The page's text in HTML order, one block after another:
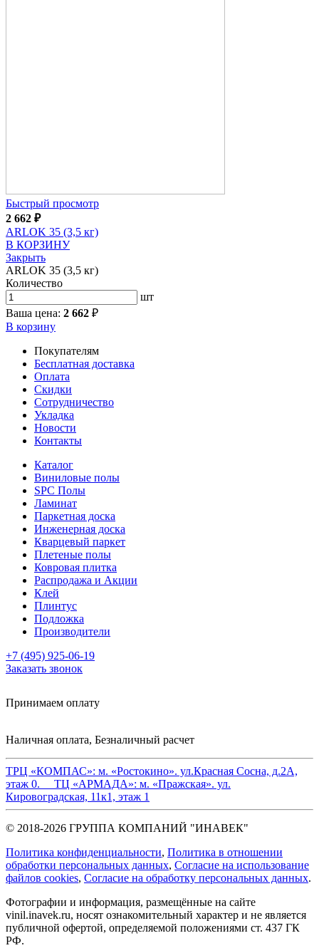
Быстрый просмотр
2 662 ₽
ARLOK 35 (3,5 кг)
В КОРЗИНУ
Закрыть
ARLOK 35 (3,5 кг)
Количество
шт
Ваша цена: 2 662 ₽
В корзину
Покупателям
Бесплатная доставка
Оплата
Скидки
Сотрудничество
Укладка
Новости
Контакты
Каталог
Виниловые полы
SPC Полы
Ламинат
Паркетная доска
Инженерная доска
Кварцевый паркет
Плетеные полы
Ковровая плитка
Распродажа и Акции
Клей
Плинтус
Подложка
Производители
+7 (495) 925-06-19
Заказать звонок
Принимаем оплату
Наличная оплата, Безналичный расчет
ТРЦ «КОМПАС»: м. «Ростокино». ул.Красная Сосна, д.2А,
этаж 0. ТЦ «АРМАДА»: м. «Пражская». ул.
Кировоградская, 11к1, этаж 1
© 2018-2026 ГРУППА КОМПАНИЙ "ИНАВЕК"
Политика конфиденциальности, Политика в отношении
обработки персональных данных, Cогласие на использование
файлов cookies, Согласие на обработку персональных данных.
Фотографии и информация, размещённые на сайте
vinil.inavek.ru, носят ознакомительный характер и не является
публичной офертой, определяемой положениями ст. 437 ГК
РФ.